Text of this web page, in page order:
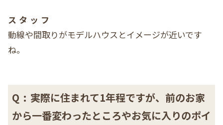
スタッフ
動線や間取りがモデルハウスとイメージが近いです
ね。
Q : 実際に住まれて1年程ですが、前のお家
から一番変わったところやお気に入りのポイ